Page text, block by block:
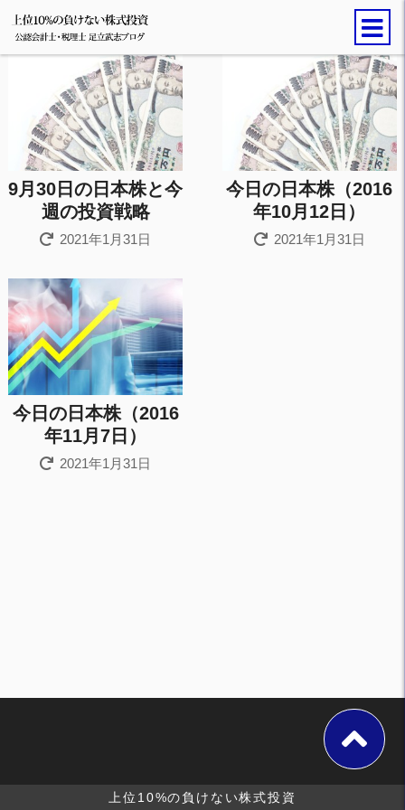
9月30日の日本株と今
週の投資戦略
2021年1月31日
今日の日本株（2016
年10月12日）
2021年1月31日
今日の日本株（2016
年11月7日）
2021年1月31日
上位10%の負けない株式投資